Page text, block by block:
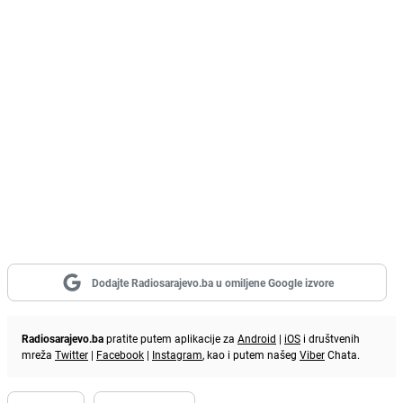
Dodajte Radiosarajevo.ba u omiljene Google izvore
Radiosarajevo.bapratite putem aplikacije za Android | iOS i društvenih
mreža Twitter | Facebook | Instagram, kao i putem našeg ViberChata.